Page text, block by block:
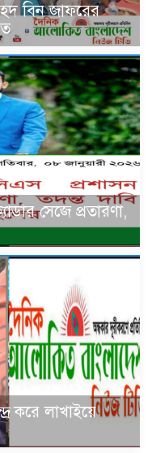
বিন জাফরের
সেজে প্রতারণা,
করে লাখাইয়ে